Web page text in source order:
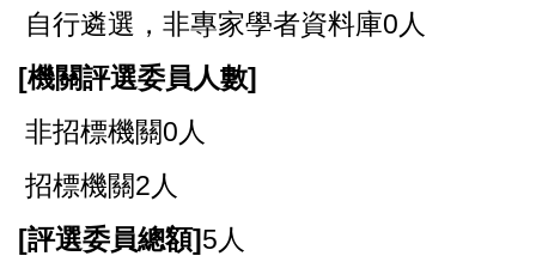
自行遴選，非專家學者資料庫0人
[機關評選委員人數]
非招標機關0人
招標機關2人
[評選委員總額]5人